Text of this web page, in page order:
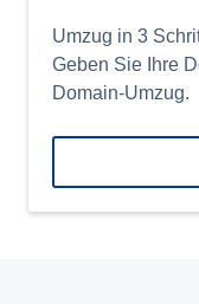
Umzug in 3
Geben Sie Ihre
Domain-Umzug.